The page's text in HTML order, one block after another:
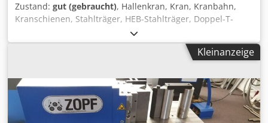
Zustand: gut (gebraucht), Hallenkran, Kran, Kranbahn,
Kranschienen, Stahlträger, HEB-Stahlträger, Doppel-T-
Träger, IPB-Stahlträger -Kranbahn: für Brückenkran, Länge
2x 9000 mm -Träger: IPB 320, HEB 320 -Kranschiene:
Flacheisen 50 x 30 mm -Maße: siehe Fotos -Abgabe/Preis:
1940 kg ges. -Transportabmessung: 9130/600/H380 mm -
Gewicht:1940 kg/ges.
Kleinanzeige